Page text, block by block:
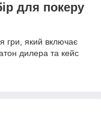
для покеру
гри, який включає
дилера та кейс
та
рішень до